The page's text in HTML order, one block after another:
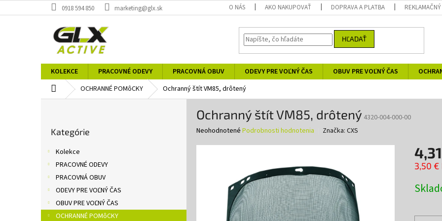
na
0918 594 850 marketing@glx.sk O NÁS AKO NAKUPOVAŤ DOPRAVA A PLATBA REKLAMAČNÝ
HĽADAŤ
KOLEKCE PRACOVNÉ ODEVY PRACOVNÁ OBUV ODEVY PRE VOĽNÝ ČAS OBUV PRE VOĽNÝ ČAS
DomovOCHRANNÉ POMôCKY Ochranný štít VM85, drôtený
kategórie
Kategórie
Kolekce
PRACOVNÉ ODEVY
PRACOVNÁ OBUV
ODEVY PRE VOĽNÝ ČAS
OBUV PRE VOĽNÝ ČAS
OCHRANNÉ POMôCKY
Ochranný štít VM85, drôtený 4320-004-000-00
Priemerné
hviezdičiek.
Neohodnotené Podrobnosti hodnotenia Značka: CXS
3,50 €
cena: